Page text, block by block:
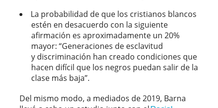
La probabilidad de que los cristianos blancos
estén en desacuerdo con la siguiente
afirmación es aproximadamente un 20%
mayor: “Generaciones de esclavitud
y discriminación han creado condiciones que
hacen difícil que los negros puedan salir de la
clase más baja”.
Del mismo modo, a mediados de 2019, Barna